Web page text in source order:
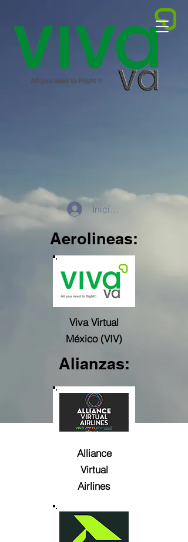
Iniciar sesión
Aerolineas:
Viva Virtual
México (VIV)
Alianzas:
Alliance
Virtual
Airlines